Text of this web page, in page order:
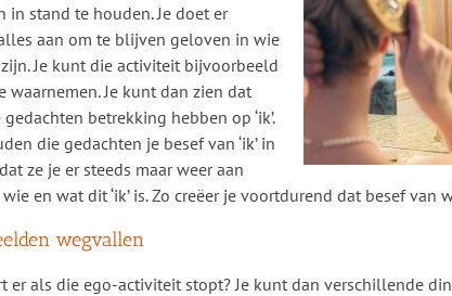
in stand te houden. Je doet er
aan om te blijven geloven in wie
Je kunt die activiteit bijvoorbeeld
waarnemen. Je kunt dan zien dat
betrekking hebben op ‘ik’.
die gedachten je besef van ‘ik’ in
ze je er steeds maar weer aan
en wat dit ‘ik’ is. Zo creëer je voortdurend dat besef van
wegvallen
er als die ego-activiteit stopt? Je kunt dan verschillende